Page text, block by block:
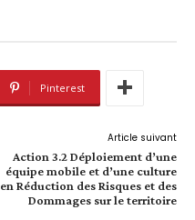
Pinterest
Article suivant
Action 3.2 Déploiement d’une
équipe mobile et d’une culture
en Réduction des Risques et des
Dommages sur le territoire